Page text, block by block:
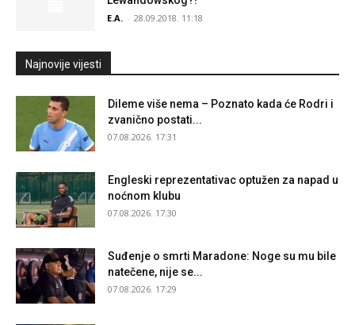
E.A. - 28.09.2018. 11:18
Najnovije vijesti
Dileme više nema – Poznato kada će Rodri i
zvanično postati...
07.08.2026. 17:31
Engleski reprezentativac optužen za napad u
noćnom klubu
07.08.2026. 17:30
Suđenje o smrti Maradone: Noge su mu bile
natečene, nije se...
07.08.2026. 17:29